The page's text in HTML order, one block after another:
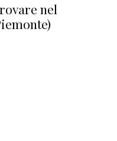
nel